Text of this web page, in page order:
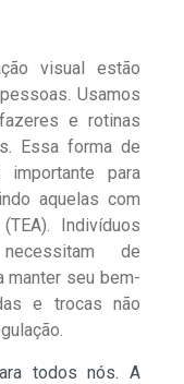
visual estão
Usamos
e rotinas
Essa forma de
importante para
aquelas com
Indivíduos
de
manter seu bem-
e trocas não
todos nós. A